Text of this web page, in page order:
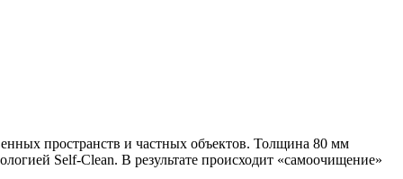
пространств и частных объектов. Толщина 80 мм
Self-Clean. В результате происходит «самоочищение»